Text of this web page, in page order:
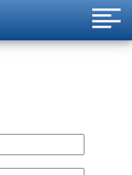
bitte ein